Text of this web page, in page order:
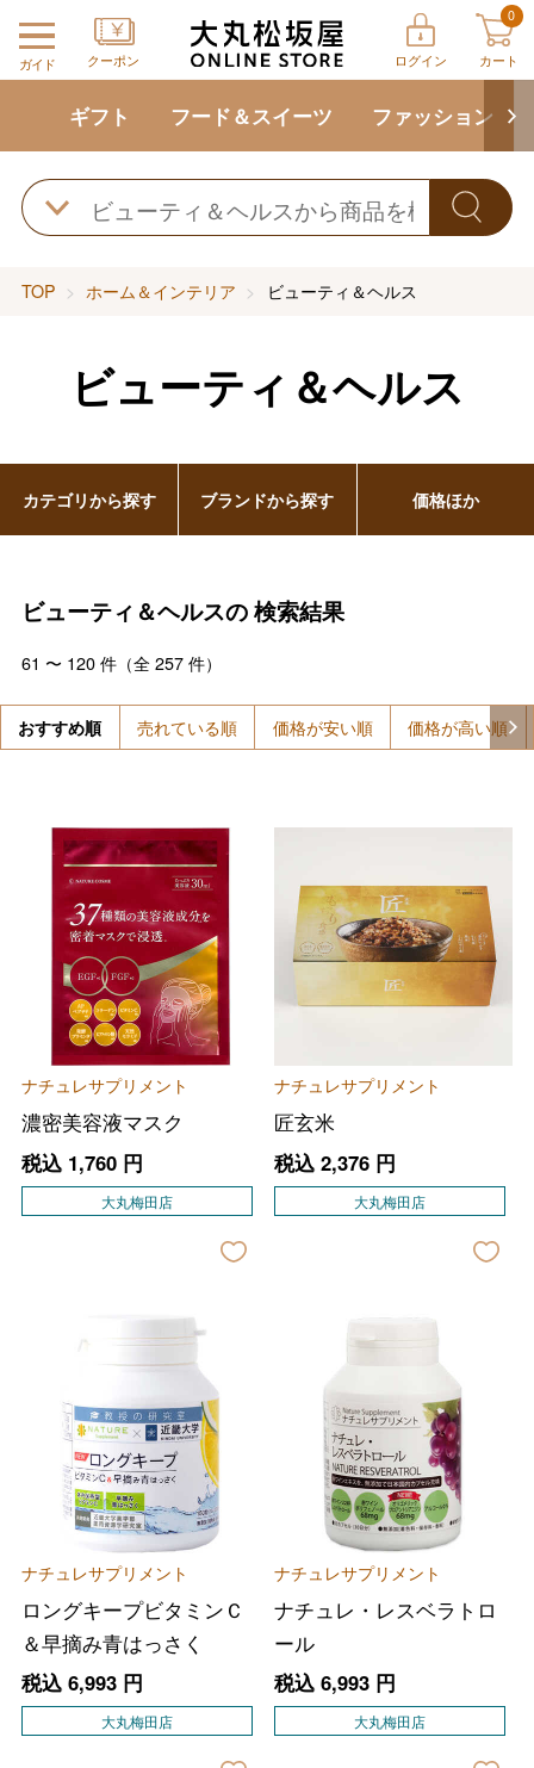
ガイド クーポン ログイン
0
カート
ギフト フード＆スイーツ ファッション
TOP ホーム＆インテリア ビューティ＆ヘルス
ビューティ＆ヘルス
ビューティ＆ヘルスの検索結果
61 〜 120件（全 257件）
おすすめ順 売れている順 価格が安い順 価格が高い順
ナチュレサプリメント
濃密美容液マスク
税込 1,760円
大丸梅田店
ナチュレサプリメント
匠玄米
税込 2,376円
大丸梅田店
ナチュレサプリメント
ロングキープビタミンＣ
＆早摘み青はっさく
税込 6,993円
大丸梅田店
ナチュレサプリメント
ナチュレ・レスベラトロ
ール
税込 6,993円
大丸梅田店
カテゴリから探す ブランドから探す 価格ほか